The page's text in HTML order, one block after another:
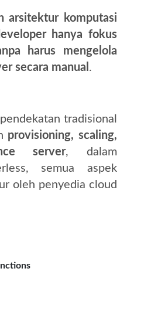
arsitektur komputasi
hanya fokus
harus mengelola
secara manual .
tradisional
provisioning, scaling,
server, dalam
semua aspek
oleh penyedia cloud